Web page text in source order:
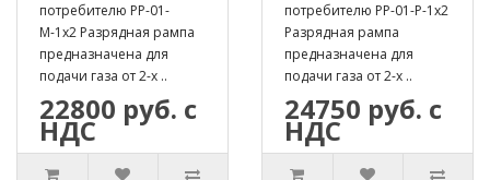
потребителю РР-01-
М-1х2 Разрядная рампа
предназначена для
подачи газа от 2-х ..
22800 руб. с
НДС
потребителю РР-01-Р-1х2
Разрядная рампа
предназначена для
подачи газа от 2-х ..
24750 руб. с
НДС